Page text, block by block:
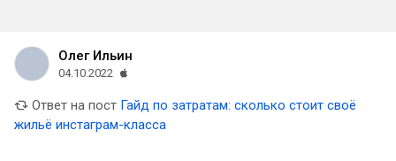
Олег Ильин
04.10.2022
Ответ на пост Гайд по затратам: сколько стоит своё
жильё инстаграм-класса